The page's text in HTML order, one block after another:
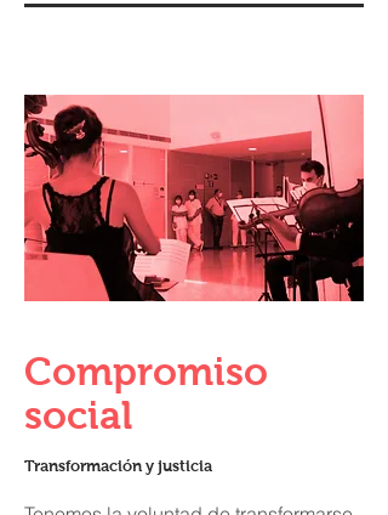
Compromiso
social
Transformación y justicia